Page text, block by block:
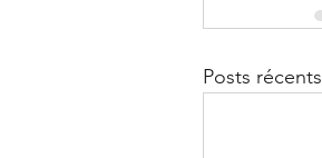
Posts récents